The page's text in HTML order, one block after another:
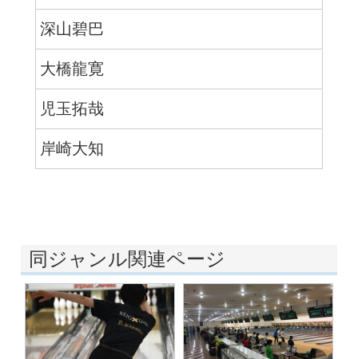
深山碧巴
大橋龍寛
児玉拓哉
岸崎大知
同ジャンル関連ページ